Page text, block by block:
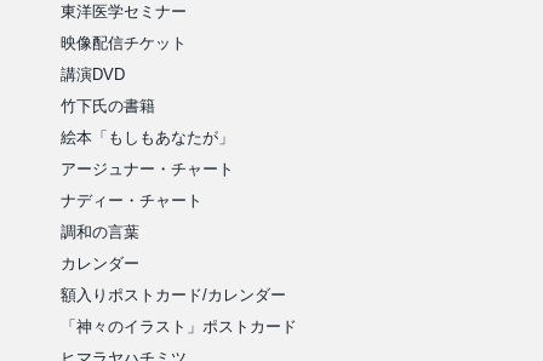
東洋医学セミナー
映像配信チケット
講演DVD
竹下氏の書籍
絵本「もしもあなたが」
アージュナー・チャート
ナディー・チャート
調和の言葉
カレンダー
額入りポストカード/カレンダー
「神々のイラスト」ポストカード